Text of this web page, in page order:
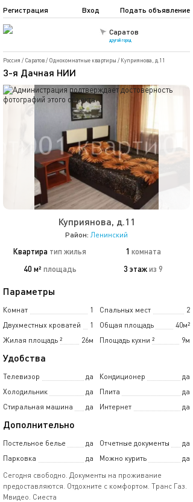
Саратов
другой город
Подать объявление
Регистрация Вход
Россия / Саратов/ Однокомнатные квартиры / Куприянова, д.11
3-я Дачная НИИ
Куприянова, д.11
Район: Ленинский
Квартира тип жилья 1 комната
40 м² площадь 3 этажиз 9
Параметры
Комнат 1 Спальных мест
2
Двухместных кроватей
1 Общая площадь
40м²
Жилая площадь
26м
² Площадь кухни 9м
²
Удобства
Телевизор да Кондиционер
да
Холодильник
да Плита
да
Стиральная машина
да Интернет да
Дополнительно
Постельное белье да Отчетные документы
да
Парковка
да Можно курить
да
Сегодня свободно. Документы на проживание
предоставляются. Отдохните с комфортом. Транс Газ.
Мвидео. Сиеста